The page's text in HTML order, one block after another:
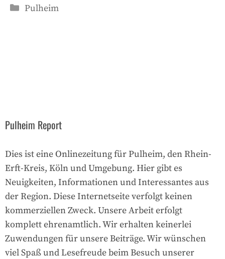
Kategorien
Pulheim
Pulheim Report
Dies ist eine Onlinezeitung für Pulheim, den Rhein-
Erft-Kreis, Köln und Umgebung. Hier gibt es
Neuigkeiten, Informationen und Interessantes aus
der Region. Diese Internetseite verfolgt keinen
kommerziellen Zweck. Unsere Arbeit erfolgt
komplett ehrenamtlich. Wir erhalten keinerlei
Zuwendungen für unsere Beiträge. Wir wünschen
viel Spaß und Lesefreude beim Besuch unserer